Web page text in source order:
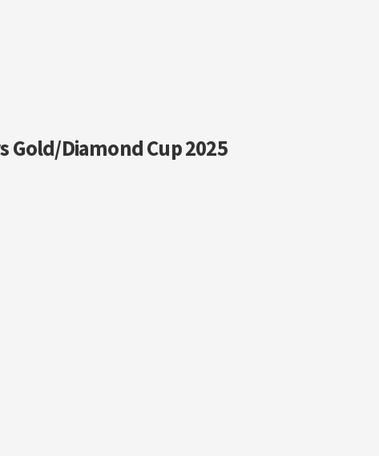
Diamond Cup 2025